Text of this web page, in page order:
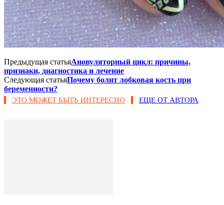
Предыдущая статьяАновуляторный цикл: причины,
признаки, диагностика и лечение
Следующая статьяПочему болит лобковая кость при
беременности?
ЭТО МОЖЕТ БЫТЬ ИНТЕРЕСНО ЕЩЕ ОТ АВТОРА